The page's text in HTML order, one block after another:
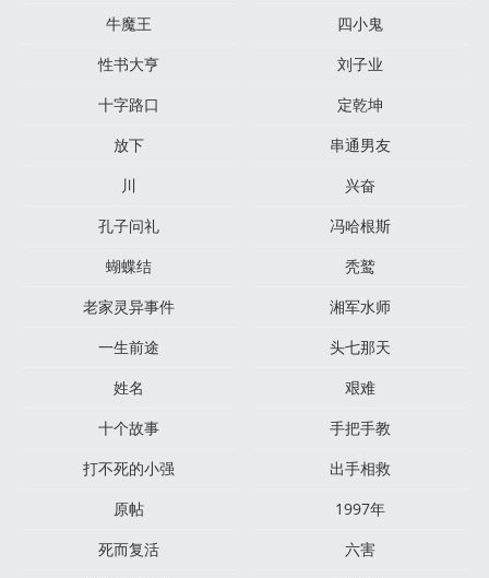
牛魔王
四小鬼
性书大亨
刘子业
十字路口
定乾坤
放下
串通男友
川
兴奋
孔子问礼
冯哈根斯
蝴蝶结
秃鹫
老家灵异事件
湘军水师
一生前途
头七那天
姓名
艰难
十个故事
手把手教
打不死的小强
出手相救
原帖
1997年
死而复活
六害